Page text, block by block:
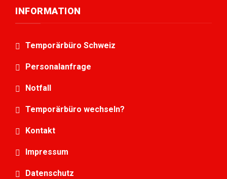
INFORMATION
Temporärbüro Schweiz
Personalanfrage
Notfall
Temporärbüro wechseln?
Kontakt
Impressum
Datenschutz